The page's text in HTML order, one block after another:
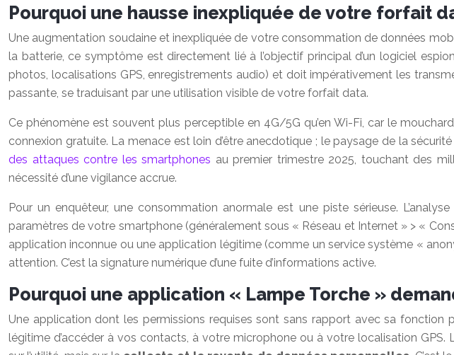
Pourquoi une hausse inexpliquée de votre forfait
Une augmentation soudaine et inexpliquée de votre consommation de données
la batterie, ce symptôme est directement lié à l’objectif principal d’un logiciel
photos, localisations GPS, enregistrements audio) et doit impérativement les
passante, se traduisant par une utilisation visible de votre forfait data.
Ce phénomène est souvent plus perceptible en 4G/5G qu’en Wi-Fi, car le
connexion gratuite. La menace est loin d’être anecdotique ; le paysage de la
des attaques contre les smartphones au premier trimestre 2025, touchant des
nécessité d’une vigilance accrue.
Pour un enquêteur, une consommation anormale est une piste sérieuse.
paramètres de votre smartphone (généralement sous « Réseau et Internet » > «
application inconnue ou une application légitime (comme un service système «
attention. C’est la signature numérique d’une fuite d’informations active.
Pourquoi une application « Lampe Torche »
Une application dont les permissions requises sont sans rapport avec sa fonction
légitime d’accéder à vos contacts, à votre microphone ou à votre localisation